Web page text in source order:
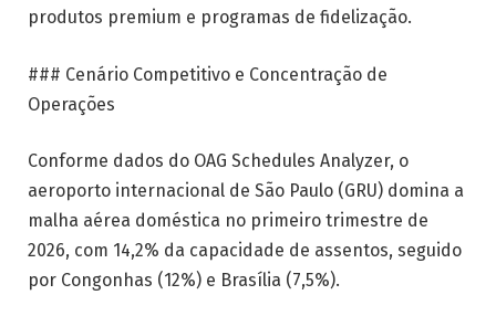
produtos premium e programas de fidelização.
### Cenário Competitivo e Concentração de
Operações
Conforme dados do OAG Schedules Analyzer, o
aeroporto internacional de São Paulo (GRU) domina a
malha aérea doméstica no primeiro trimestre de
2026, com 14,2% da capacidade de assentos, seguido
por Congonhas (12%) e Brasília (7,5%).